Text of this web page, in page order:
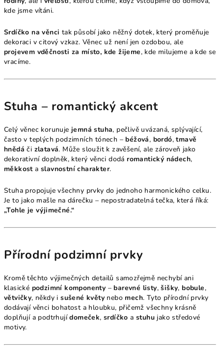
kde jsme vítáni.
Srdíčko na věnci tak působí jako něžný dotek, který proměňuje
dekoraci v citový vzkaz. Věnec už není jen ozdobou, ale
projevem vděčnosti za místo, kde žijeme, kde milujeme a kde se
vracíme.
Stuha – romantický akcent
Celý věnec korunuje jemná stuha, pečlivě uvázaná, splývající,
často v teplých podzimních tónech – béžová, bordó,tmavě
hnědá či zlatavá. Může sloužit k zavěšení, ale zároveň jako
dekorativní doplněk, který věnci dodá romantický nádech,
měkkostaslavnostní charakter.
Stuha propojuje všechny prvky do jednoho harmonického celku.
Je to jako mašle na dárečku – nepostradatelná tečka, která říká:
„Tohle je výjimečné.“
Přírodní podzimní prvky
Kromě těchto výjimečných detailů samozřejmě nechybí ani
klasické podzimní komponenty – barevné listy,šišky, bobule,
větvičky, někdy isušené květy nebo mech. Tyto přírodní prvky
dodávají věnci bohatost a hloubku, přičemž všechny krásně
doplňují a podtrhujídomeček,srdíčko astuhu jako středové
motivy.